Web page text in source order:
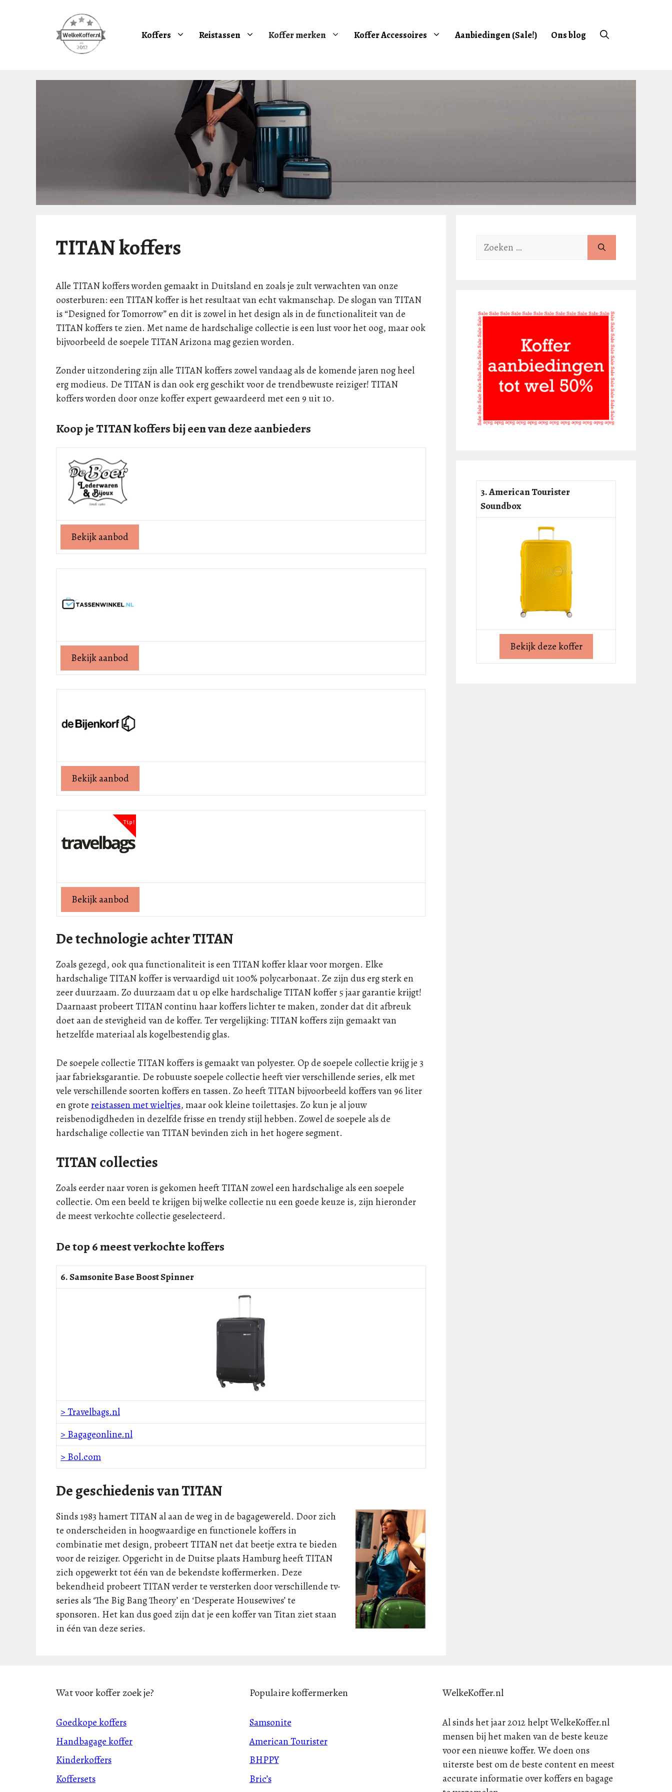
Koffers Reistassen Koffer merken Koffer Accessoires Aanbiedingen (Sale!) Ons blog
TITAN koffers
Alle TITAN koffers worden gemaakt in Duitsland en zoals je zult verwachten van onze
oosterburen: een TITAN koffer is het resultaat van echt vakmanschap. De slogan van TITAN
is “Designed for Tomorrow” en dit is zowel in het design als in de functionaliteit van de
TITAN koffers te zien. Met name de hardschalige collectie is een lust voor het oog, maar ook
bijvoorbeeld de soepele TITAN Arizona mag gezien worden.
Zonder uitzondering zijn alle TITAN koffers zowel vandaag als de komende jaren nog heel
erg modieus. De TITAN is dan ook erg geschikt voor de trendbewuste reiziger! TITAN
koffers worden door onze koffer expert gewaardeerd met een 9 uit 10.
Koop je TITAN koffers bij een van deze aanbieders
Bekijk aanbod
Bekijk aanbod
Bekijk aanbod
Bekijk aanbod
De technologie achter TITAN
Zoals gezegd, ook qua functionaliteit is een TITAN koffer klaar voor morgen. Elke
hardschalige TITAN koffer is vervaardigd uit 100% polycarbonaat. Ze zijn dus erg sterk en
zeer duurzaam. Zo duurzaam dat u op elke hardschalige TITAN koffer 5 jaar garantie krijgt!
Daarnaast probeert TITAN continu haar koffers lichter te maken, zonder dat dit afbreuk
doet aan de stevigheid van de koffer. Ter vergelijking: TITAN koffers zijn gemaakt van
hetzelfde materiaal als kogelbestendig glas.
De soepele collectie TITAN koffers is gemaakt van polyester. Op de soepele collectie krijg je 3
jaar fabrieksgarantie. De robuuste soepele collectie heeft vier verschillende series, elk met
vele verschillende soorten koffers en tassen. Zo heeft TITAN bijvoorbeeld koffers van 96 liter
en grotereistassen met wieltjes, maar ook kleine toilettasjes. Zo kun je al jouw
reisbenodigdheden in dezelfde frisse en trendy stijl hebben. Zowel de soepele als de
hardschalige collectie van TITAN bevinden zich in het hogere segment.
TITAN collecties
Zoals eerder naar voren is gekomen heeft TITAN zowel een hardschalige als een soepele
collectie. Om een beeld te krijgen bij welke collectie nu een goede keuze is, zijn hieronder
de meest verkochte collectie geselecteerd.
De top 6 meest verkochte koffers
6. Samsonite Base Boost Spinner
> Travelbags.nl
> Bagageonline.nl
> Bol.com
De geschiedenis van TITAN
Sinds 1983 hamert TITAN al aan de weg in de bagagewereld. Door zich
te onderscheiden in hoogwaardige en functionele koffers in
combinatie met design, probeert TITAN net dat beetje extra te bieden
voor de reiziger. Opgericht in de Duitse plaats Hamburg heeft TITAN
zich opgewerkt tot één van de bekendste koffermerken. Deze
bekendheid probeert TITAN verder te versterken door verschillende tv-
series als ‘The Big Bang Theory’ en ‘Desperate Housewives’ te
sponsoren. Het kan dus goed zijn dat je een koffer van Titan ziet staan
in één van deze series.
Zoek
3. American Tourister
Soundbox
Bekijk deze koffer
Wat voor koffer zoek je?
Goedkope koffers
Handbagage koffer
Kinderkoffers
Koffersets
Populaire koffermerken
Samsonite
American Tourister
BHPPY
Bric’s
WelkeKoffer.nl
Al sinds het jaar 2012 helpt WelkeKoffer.nl
mensen bij het maken van de beste keuze
voor een nieuwe koffer. We doen ons
uiterste best om de beste content en meest
accurate informatie over koffers en bagage